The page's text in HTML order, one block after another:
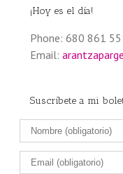
¡Hoy es el día!
Phone: 680 861
Email:
Suscríbete a mi